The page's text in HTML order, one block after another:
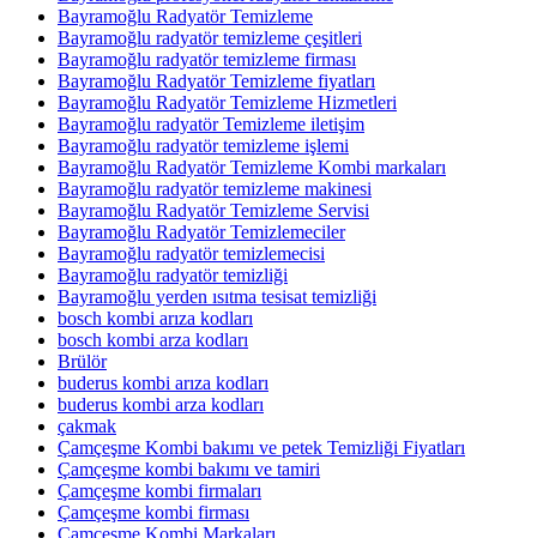
Bayramoğlu Radyatör Temizleme
Bayramoğlu radyatör temizleme çeşitleri
Bayramoğlu radyatör temizleme firması
Bayramoğlu Radyatör Temizleme fiyatları
Bayramoğlu Radyatör Temizleme Hizmetleri
Bayramoğlu radyatör Temizleme iletişim
Bayramoğlu radyatör temizleme işlemi
Bayramoğlu Radyatör Temizleme Kombi markaları
Bayramoğlu radyatör temizleme makinesi
Bayramoğlu Radyatör Temizleme Servisi
Bayramoğlu Radyatör Temizlemeciler
Bayramoğlu radyatör temizlemecisi
Bayramoğlu radyatör temizliği
Bayramoğlu yerden ısıtma tesisat temizliği
bosch kombi arıza kodları
bosch kombi arza kodları
Brülör
buderus kombi arıza kodları
buderus kombi arza kodları
çakmak
Çamçeşme Kombi bakımı ve petek Temizliği Fiyatları
Çamçeşme kombi bakımı ve tamiri
Çamçeşme kombi firmaları
Çamçeşme kombi firması
Çamçeşme Kombi Markaları